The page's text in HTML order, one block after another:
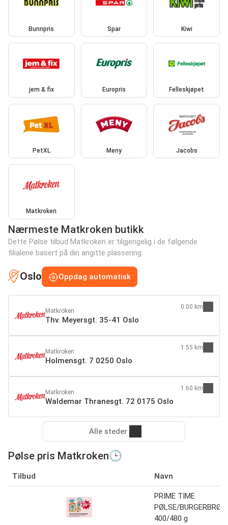
Bunnpris Spar Kiwi
jem & fix Europris Felleskjøpet
PetXL Meny Jacobs
Matkroken
Nærmeste Matkroken butikk
Dette Pølse tilbud Matkroken er tilgjengelig i de følgende
filialene basert på din angitte plassering:
Oslo Oppdag automatisk
Matkroken
Thv. Meyersgt. 35-41 Oslo
0.00 km
Matkroken
Holmensgt. 7 0250 Oslo
1.55 km
Matkroken
Waldemar Thranesgt. 72 0175 Oslo
1.60 km
Alle steder
Pølse pris Matkroken🕒
Tilbud Navn
PRIME TIME
PØLSE/BURGERBRØD
400/480 g